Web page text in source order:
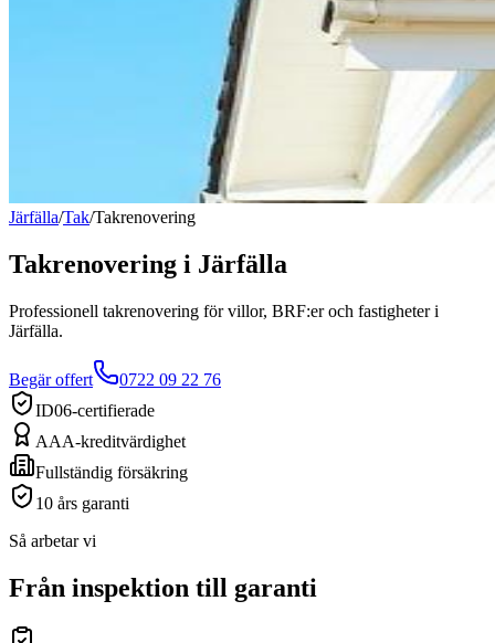
Järfälla/Tak/Takrenovering
Takrenovering i Järfälla
Professionell takrenovering för villor, BRF:er och fastigheter i
Järfälla.
Begär offert
0722 09 22 76
ID06-certifierade
AAA-kreditvärdighet
Fullständig försäkring
10 års garanti
Så arbetar vi
Från inspektion till garanti